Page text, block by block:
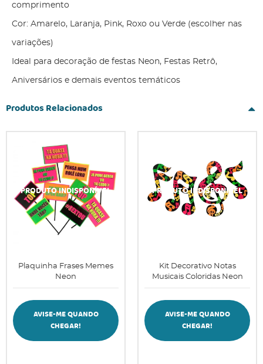
comprimento
Cor: Amarelo, Laranja, Pink, Roxo ou Verde (escolher nas
variações)
Ideal para decoração de festas Neon, Festas Retrô,
Aniversários e demais eventos temáticos
Produtos Relacionados
Plaquinha Frases Memes
Neon
AVISE-ME QUANDO
CHEGAR!
Kit Decorativo Notas
Musicais Coloridas Neon
AVISE-ME QUANDO
CHEGAR!